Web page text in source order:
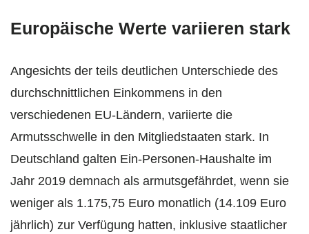
Europäische Werte variieren stark
Angesichts der teils deutlichen Unterschiede des
durchschnittlichen Einkommens in den
verschiedenen EU-Ländern, variierte die
Armutsschwelle in den Mitgliedstaaten stark. In
Deutschland galten Ein-Personen-Haushalte im
Jahr 2019 demnach als armutsgefährdet, wenn sie
weniger als 1.175,75 Euro monatlich (14.109 Euro
jährlich) zur Verfügung hatten, inklusive staatlicher